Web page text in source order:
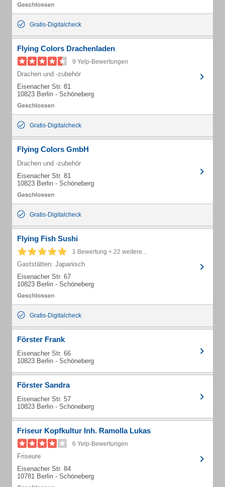
Gratis-Digitalcheck
Flying Colors Drachenladen
9 Yelp-Bewertungen
Drachen und -zubehör
Eisenacher Str. 81
10823 Berlin - Schöneberg
Gratis-Digitalcheck
Flying Colors GmbH
Drachen und -zubehör
Eisenacher Str. 81
10823 Berlin - Schöneberg
Gratis-Digitalcheck
Flying Fish Sushi
1 Bewertung + 22 weitere...
Gaststätten: Japanisch
Eisenacher Str. 67
10823 Berlin - Schöneberg
Gratis-Digitalcheck
Förster Frank
Eisenacher Str. 66
10823 Berlin - Schöneberg
Förster Sandra
Eisenacher Str. 57
10823 Berlin - Schöneberg
Friseur Kopfkultur Inh. Ramolla Lukas
6 Yelp-Bewertungen
Friseure
Eisenacher Str. 84
10781 Berlin - Schöneberg